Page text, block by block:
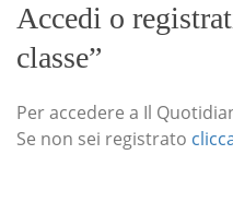
Accedi o
classe”
Per accedere a Il
Se non sei registrato